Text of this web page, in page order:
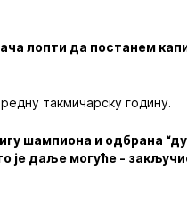
лопти да постанем
такмичарску годину.
шампиона и одбрана
је даље могуће -